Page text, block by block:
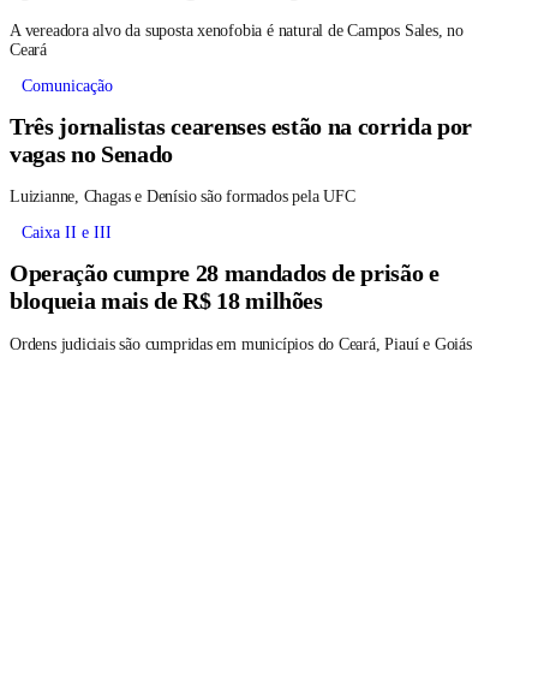
A vereadora alvo da suposta xenofobia é natural de Campos Sales, no
Ceará
Comunicação
Três jornalistas cearenses estão na corrida por
vagas no Senado
Luizianne, Chagas e Denísio são formados pela UFC
Caixa II e III
Operação cumpre 28 mandados de prisão e
bloqueia mais de R$ 18 milhões
Ordens judiciais são cumpridas em municípios do Ceará, Piauí e Goiás